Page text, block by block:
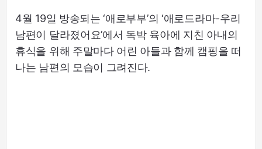
4월 19일 방송되는 ‘애로부부’의 ‘애로드라마-우리
남편이 달라졌어요’에서 독박 육아에 지친 아내의
휴식을 위해 주말마다 어린 아들과 함께 캠핑을 떠
나는 남편의 모습이 그려진다.